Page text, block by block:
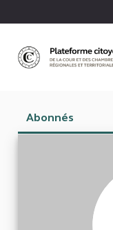
Abonnés